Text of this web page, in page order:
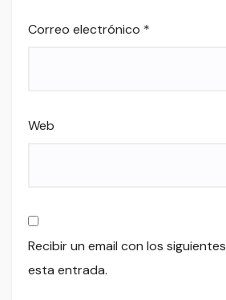
Correo electrónico *
Web
Recibir un email con los
esta entrada.